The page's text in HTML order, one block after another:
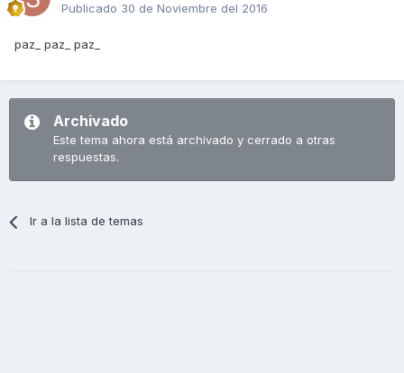
Publicado 30 de Noviembre del 2016
paz_ paz_ paz_
Archivado
Este tema ahora está archivado y cerrado a otras
respuestas.
Ir a la lista de temas